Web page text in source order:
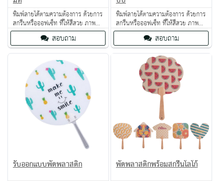
พิมพ์ลายได้ตามความต้องการ ด้วยการ
สกรีนหรือออฟเซ็ท ที่ให้สีสวย ภาพ
เหมือนรูปถ่าย ขนาดของพัดพลาสติก
ที่นิยม คือ 6, 6.5 และ 7 นิ้ว หรือแล้ว
แต่ความต้องการของลูกค้า
สอบถาม
พิมพ์ลายได้ตามความต้องการ ด้วยการ
สกรีนหรือออฟเซ็ท ที่ให้สีสวย ภาพ
เหมือนรูปถ่าย ขนาดของพัดพลาสติก
ที่นิยม คือ 6, 6.5 และ 7 นิ้ว หรือแล้ว
แต่ความต้องการของลูกค้า
สอบถาม
รับออกแบบพัดพลาสติก พัดพลาสติกพร้อมสกรีนโลโก้